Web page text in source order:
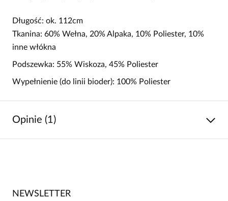
Długość: ok. 112cm
Tkanina: 60% Wełna, 20% Alpaka, 10% Poliester, 10%
inne włókna
Podszewka: 55% Wiskoza, 45% Poliester
Wypełnienie (do linii bioder): 100% Poliester
Opinie (1)
4
NEWSLETTER